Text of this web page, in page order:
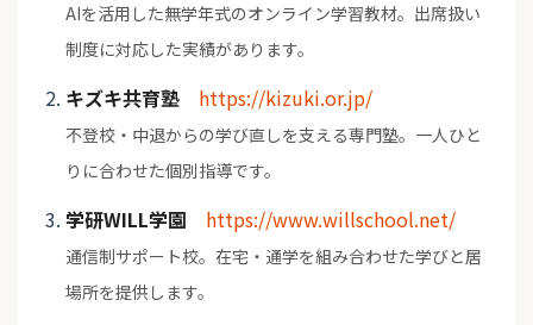
AIを活用した無学年式のオンライン学習教材。出席扱い
制度に対応した実績があります。
キズキ共育塾 https://kizuki.or.jp/
不登校・中退からの学び直しを支える専門塾。一人ひと
りに合わせた個別指導です。
学研WILL学園 https://www.willschool.net/
通信制サポート校。在宅・通学を組み合わせた学びと居
場所を提供します。